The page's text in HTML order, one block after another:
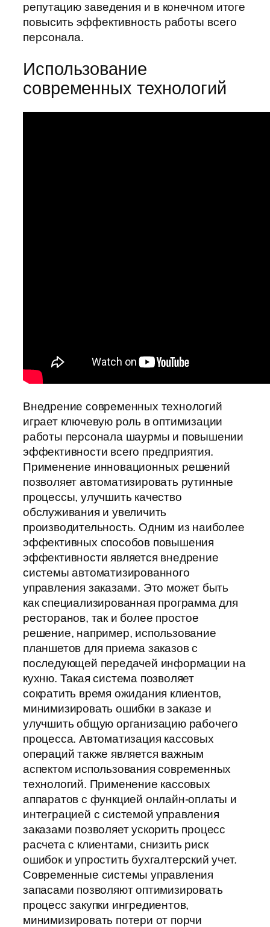
репутацию заведения и в конечном итоге
повысить эффективность работы всего
персонала.
Использование
современных технологий
Внедрение современных технологий
играет ключевую роль в оптимизации
работы персонала шаурмы и повышении
эффективности всего предприятия.
Применение инновационных решений
позволяет автоматизировать рутинные
процессы, улучшить качество
обслуживания и увеличить
производительность. Одним из наиболее
эффективных способов повышения
эффективности является внедрение
системы автоматизированного
управления заказами. Это может быть
как специализированная программа для
ресторанов, так и более простое
решение, например, использование
планшетов для приема заказов с
последующей передачей информации на
кухню. Такая система позволяет
сократить время ожидания клиентов,
минимизировать ошибки в заказе и
улучшить общую организацию рабочего
процесса. Автоматизация кассовых
операций также является важным
аспектом использования современных
технологий. Применение кассовых
аппаратов с функцией онлайн-оплаты и
интеграцией с системой управления
заказами позволяет ускорить процесс
расчета с клиентами, снизить риск
ошибок и упростить бухгалтерский учет.
Современные системы управления
запасами позволяют оптимизировать
процесс закупки ингредиентов,
минимизировать потери от порчи